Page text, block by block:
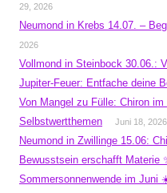
29, 2026
Neumond in Krebs 14.07. –
2026
Vollmond in Steinbock 30.06.:
Jupiter-Feuer: Entfache deine
Von Mangel zu Fülle: Chiron
Selbstwertthemen
Juni 18, 2026
Neumond in Zwillinge 15.06:
Bewusstsein erschafft Materie
Sommersonnenwende im Juni